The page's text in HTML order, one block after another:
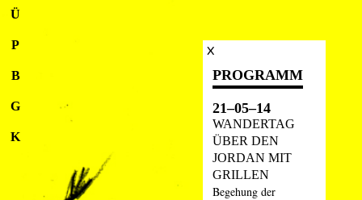
Ü
P
B
G
K
PROGRAMM
21–05–14
WANDERTAG
ÜBER DEN
JORDAN MIT
GRILLEN
Begehung der